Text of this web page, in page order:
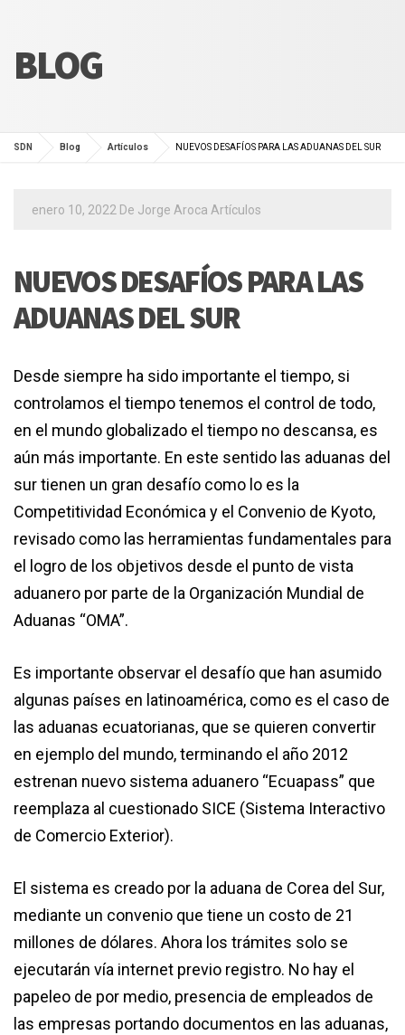
BLOG
SDN Blog Artículos NUEVOS DESAFÍOS PARA LAS ADUANAS DEL SUR
enero 10, 2022 De Jorge Aroca Artículos
NUEVOS DESAFÍOS PARA LAS
ADUANAS DEL SUR
Desde siempre ha sido importante el tiempo, si
controlamos el tiempo tenemos el control de todo,
en el mundo globalizado el tiempo no descansa, es
aún más importante. En este sentido las aduanas del
sur tienen un gran desafío como lo es la
Competitividad Económica y el Convenio de Kyoto,
revisado como las herramientas fundamentales para
el logro de los objetivos desde el punto de vista
aduanero por parte de la Organización Mundial de
Aduanas “OMA”.
Es importante observar el desafío que han asumido
algunas países en latinoamérica, como es el caso de
las aduanas ecuatorianas, que se quieren convertir
en ejemplo del mundo, terminando el año 2012
estrenan nuevo sistema aduanero “Ecuapass” que
reemplaza al cuestionado SICE (Sistema Interactivo
de Comercio Exterior).
El sistema es creado por la aduana de Corea del Sur,
mediante un convenio que tiene un costo de 21
millones de dólares. Ahora los trámites solo se
ejecutarán vía internet previo registro. No hay el
papeleo de por medio, presencia de empleados de
las empresas portando documentos en las aduanas,